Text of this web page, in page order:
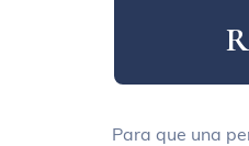
R
Para que una